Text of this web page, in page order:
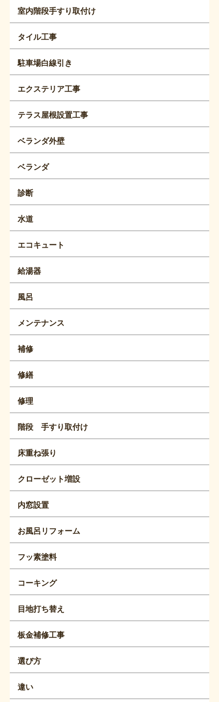
室内階段手すり取付け
タイル工事
駐車場白線引き
エクステリア工事
テラス屋根設置工事
ベランダ外壁
ベランダ
診断
水道
エコキュート
給湯器
風呂
メンテナンス
補修
修繕
修理
階段 手すり取付け
床重ね張り
クローゼット増設
内窓設置
お風呂リフォーム
フッ素塗料
コーキング
目地打ち替え
板金補修工事
選び方
違い